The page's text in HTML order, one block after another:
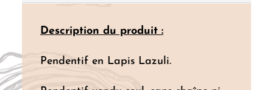
Description du produit :
Pendentif en Lapis Lazuli.